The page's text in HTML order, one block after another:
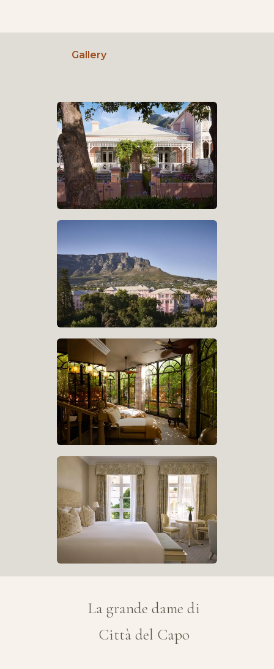
Gallery
La grande dame di
Città del Capo